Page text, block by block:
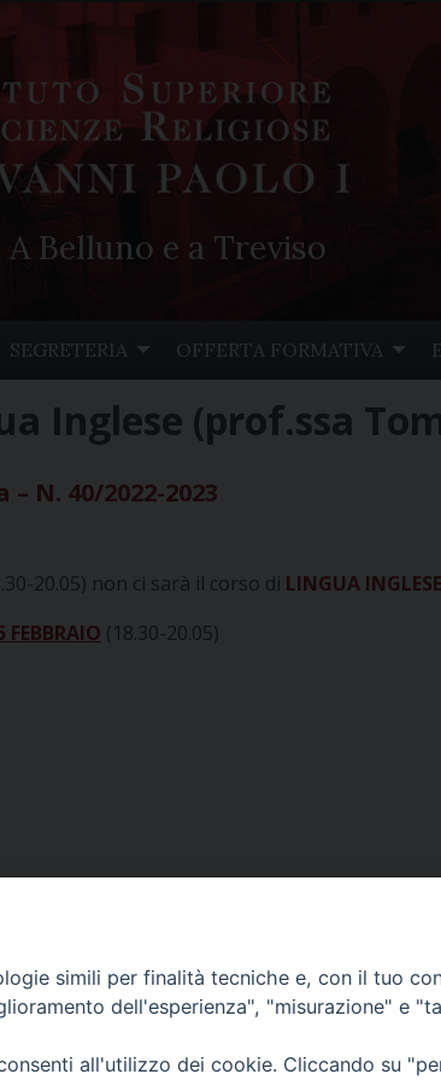
Belluno e a Treviso
SEGRETERIA OFFERTA FORMATIVA
Inglese (prof.ssa
N. 40/2022-2023
20.05) non ci sarà il corso di LINGUA INGLESE
FEBBRAIO (18.30-20.05)
simili per finalità tecniche e, con il tuo
dell'esperienza", "misurazione" e
all'utilizzo dei cookie. Cliccando su